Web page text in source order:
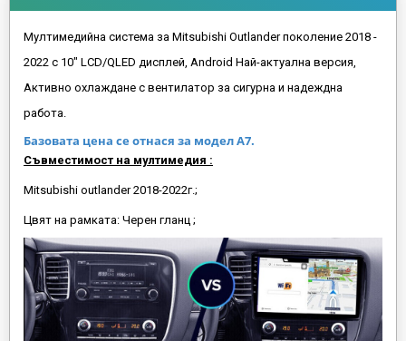
Мултимедийна система за Mitsubishi Outlander поколение 2018 -
2022 с 10" LCD/QLED дисплей, Android Най-актуална версия,
Активно охлаждане с вентилатор за сигурна и надеждна
работа.
Базовата цена се отнася за модел А7.
Съвместимост на мултимедия :
Mitsubishi outlander 2018-2022г.;
Цвят на рамката: Черен гланц ;